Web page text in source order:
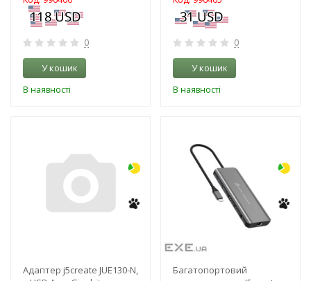
0
У кошик
В наявності
0
У кошик
В наявності
Адаптер j5create JUE130-N,
Багатопортовий